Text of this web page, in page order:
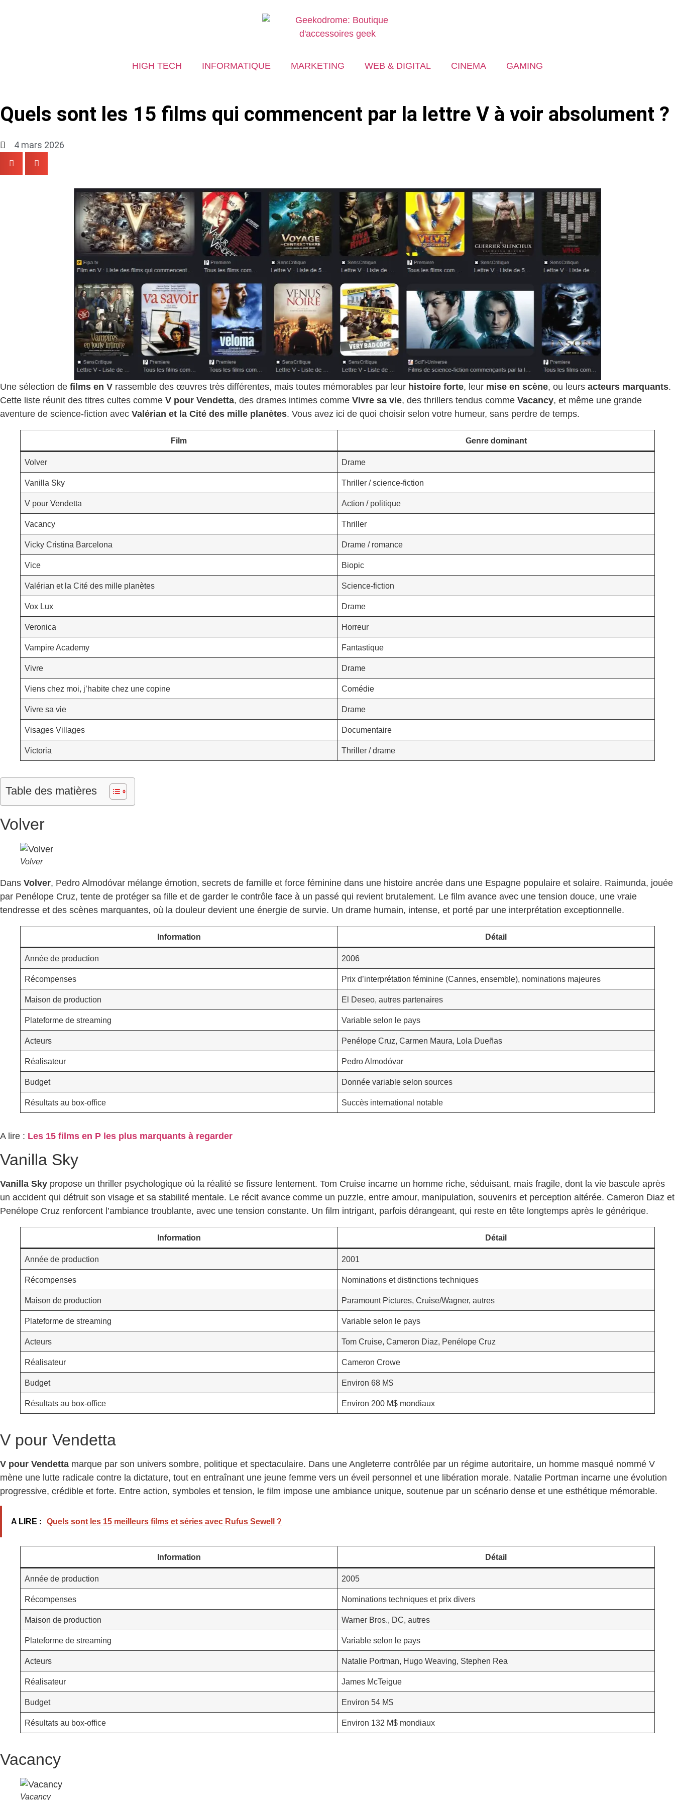
HIGH TECH INFORMATIQUE MARKETING WEB & DIGITAL CINEMA GAMING
Quels sont les 15 films qui commencent par la lettre V à voir absolument ?
4 mars 2026
Une sélection de films en V rassemble des œuvres très différentes, mais toutes mémorables par leur histoire forte, leur mise en scène, ou leurs acteurs marquants.
Cette liste réunit des titres cultes comme V pour Vendetta, des drames intimes comme Vivre sa vie, des thrillers tendus comme Vacancy, et même une grande
aventure de science-fiction avec Valérian et la Cité des mille planètes. Vous avez ici de quoi choisir selon votre humeur, sans perdre de temps.
Film Genre dominant
Volver Drame
Vanilla Sky Thriller / science-fiction
V pour Vendetta Action / politique
Vacancy Thriller
Vicky Cristina Barcelona Drame / romance
Vice Biopic
Valérian et la Cité des mille planètes Science-fiction
Vox Lux Drame
Veronica Horreur
Vampire Academy Fantastique
Vivre Drame
Viens chez moi, j’habite chez une copine Comédie
Vivre sa vie Drame
Visages Villages Documentaire
Victoria Thriller / drame
Table des matières
Volver
Volver
Dans Volver, Pedro Almodóvar mélange émotion, secrets de famille et force féminine dans une histoire ancrée dans une Espagne populaire et solaire. Raimunda, jouée
par Penélope Cruz, tente de protéger sa fille et de garder le contrôle face à un passé qui revient brutalement. Le film avance avec une tension douce, une vraie
tendresse et des scènes marquantes, où la douleur devient une énergie de survie. Un drame humain, intense, et porté par une interprétation exceptionnelle.
Information Détail
Année de production 2006
Récompenses Prix d’interprétation féminine (Cannes, ensemble), nominations majeures
Maison de production El Deseo, autres partenaires
Plateforme de streaming Variable selon le pays
Acteurs Penélope Cruz, Carmen Maura, Lola Dueñas
Réalisateur Pedro Almodóvar
Budget Donnée variable selon sources
Résultats au box-office Succès international notable
A lire : Les 15 films en P les plus marquants à regarder
Vanilla Sky
Vanilla Sky propose un thriller psychologique où la réalité se fissure lentement. Tom Cruise incarne un homme riche, séduisant, mais fragile, dont la vie bascule après
un accident qui détruit son visage et sa stabilité mentale. Le récit avance comme un puzzle, entre amour, manipulation, souvenirs et perception altérée. Cameron Diaz et
Penélope Cruz renforcent l’ambiance troublante, avec une tension constante. Un film intrigant, parfois dérangeant, qui reste en tête longtemps après le générique.
Information Détail
Année de production 2001
Récompenses Nominations et distinctions techniques
Maison de production Paramount Pictures, Cruise/Wagner, autres
Plateforme de streaming Variable selon le pays
Acteurs Tom Cruise, Cameron Diaz, Penélope Cruz
Réalisateur Cameron Crowe
Budget Environ 68 M$
Résultats au box-office Environ 200 M$ mondiaux
V pour Vendetta
V pour Vendetta marque par son univers sombre, politique et spectaculaire. Dans une Angleterre contrôlée par un régime autoritaire, un homme masqué nommé V
mène une lutte radicale contre la dictature, tout en entraînant une jeune femme vers un éveil personnel et une libération morale. Natalie Portman incarne une évolution
progressive, crédible et forte. Entre action, symboles et tension, le film impose une ambiance unique, soutenue par un scénario dense et une esthétique mémorable.
A LIRE : Quels sont les 15 meilleurs films et séries avec Rufus Sewell ?
Information Détail
Année de production 2005
Récompenses Nominations techniques et prix divers
Maison de production Warner Bros., DC, autres
Plateforme de streaming Variable selon le pays
Acteurs Natalie Portman, Hugo Weaving, Stephen Rea
Réalisateur James McTeigue
Budget Environ 54 M$
Résultats au box-office Environ 132 M$ mondiaux
Vacancy
Vacancy